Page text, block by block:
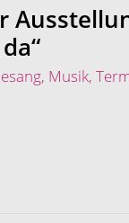
, Musik,